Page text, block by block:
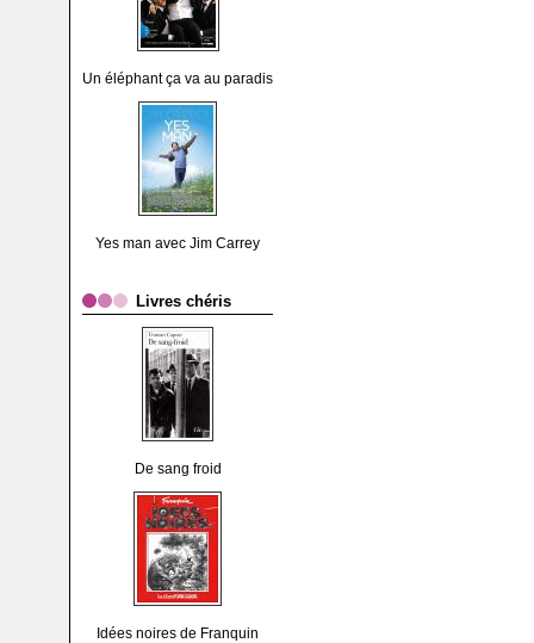
Un éléphant ça va au paradis
Yes man avec Jim Carrey
Livres chéris
De sang froid
Idées noires de Franquin